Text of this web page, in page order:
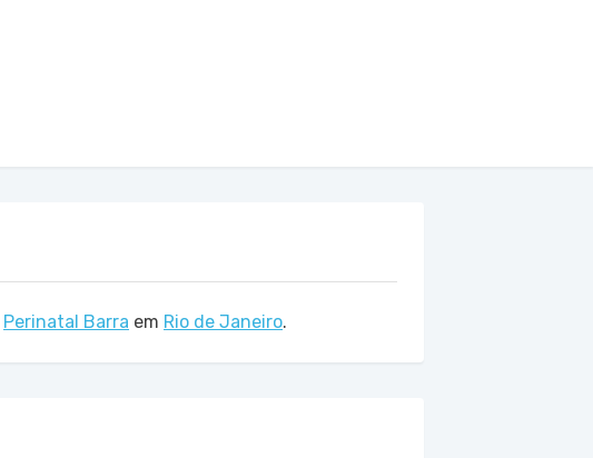
Perinatal Barra em Rio de Janeiro.